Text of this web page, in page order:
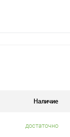
Наличие
достаточно